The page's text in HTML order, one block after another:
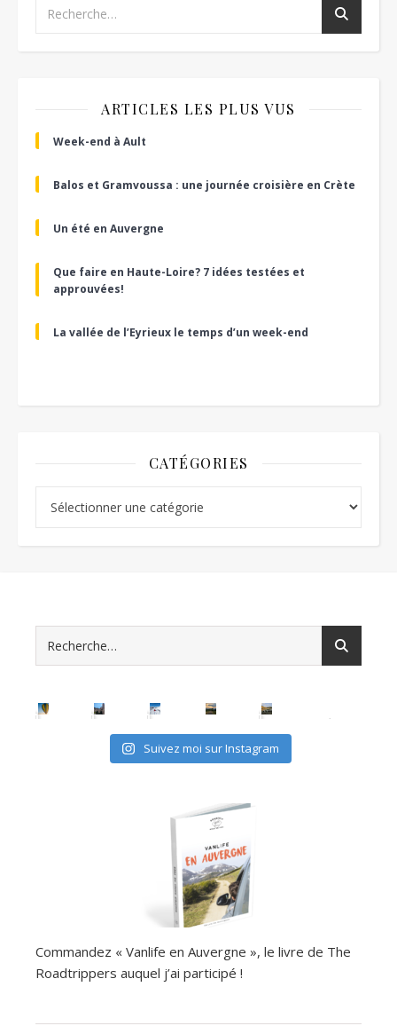
ARTICLES LES PLUS VUS
Week-end à Ault
Balos et Gramvoussa : une journée croisière en Crète
Un été en Auvergne
Que faire en Haute-Loire? 7 idées testées et
approuvées!
La vallée de l’Eyrieux le temps d’un week-end
CATÉGORIES
Suivez moi sur Instagram
Commandez « Vanlife en Auvergne », le livre de The
Roadtrippers auquel j’ai participé !